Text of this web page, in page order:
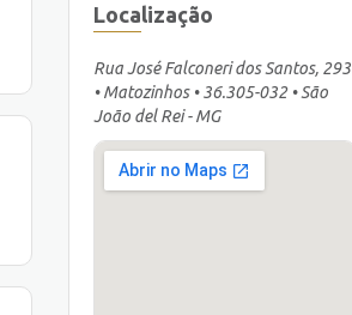
Localização
Rua José Falconeri dos Santos, 293
• Matozinhos • 36.305-032 • São
João del Rei - MG